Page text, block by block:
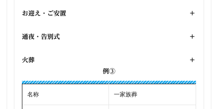
お迎え・ご安置 +
通夜・告別式 +
火葬
+
例③
名称 一家族葬